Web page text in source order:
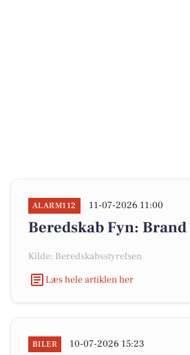
ALARM112 11-07-2026 11:00
Beredskab Fyn:
Kilde: Beredskabsstyrelsen
Læs hele artiklen her
BILER 10-07-2026 15:23